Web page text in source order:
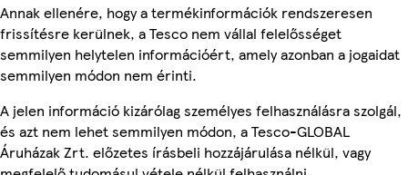
Annak ellenére, hogy a termékinformációk rendszeresen
frissítésre kerülnek, a Tesco nem vállal felelősséget
semmilyen helytelen információért, amely azonban a jogaidat
semmilyen módon nem érinti.
A jelen információ kizárólag személyes felhasználásra szolgál,
és azt nem lehet semmilyen módon, a Tesco-GLOBAL
Áruházak Zrt. előzetes írásbeli hozzájárulása nélkül, vagy